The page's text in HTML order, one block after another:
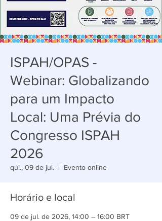
ISPAH/OPAS -
Webinar: Globalizando
para um Impacto
Local: Uma Prévia do
Congresso ISPAH
2026
qui., 09 de jul.
  |
Evento online
Horário e local
09 de jul. de 2026, 14:00 – 16:00 BRT